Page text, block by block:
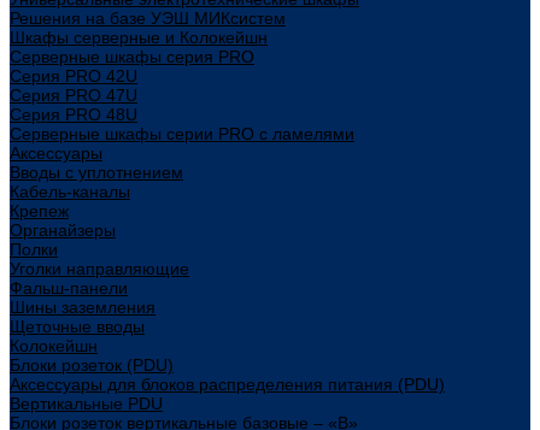
Решения на базе УЭШ МИКсистем
Шкафы серверные и Колокейшн
Серверные шкафы серия PRO
Серия PRO 42U
Серия PRO 47U
Серия PRO 48U
Серверные шкафы серии PRO с ламелями
Аксессуары
Вводы с уплотнением
Кабель-каналы
Крепеж
Органайзеры
Полки
Уголки направляющие
Фальш-панели
Шины заземления
Щеточные вводы
Колокейшн
Блоки розеток (PDU)
Аксессуары для блоков распределения питания (PDU)
Вертикальные PDU
Блоки розеток вертикальные базовые – «В»